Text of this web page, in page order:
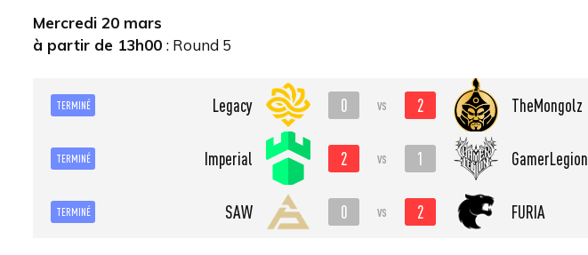
Mercredi 20 mars
à partir de 13h00 : Round 5
TERMINÉ Legacy 0 vs 2 TheMongolz
TERMINÉ Imperial 2 vs 1 GamerLegion
TERMINÉ SAW 0 vs 2 FURIA